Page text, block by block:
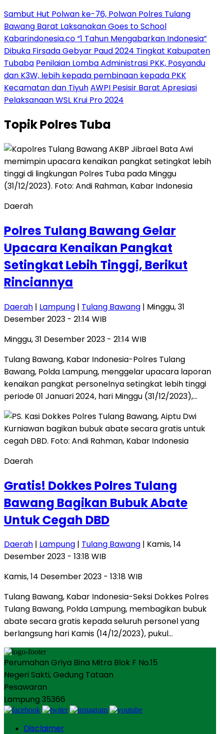
Sambut Hut Polwan ke-76, Polwan Polres Tulang
Bawang Barat Laksanakan Goes to School
Kabarindonesia.co “1 Tahun Mengabarkan Indonesia”
Dibuka Firsada Gebyar Paud 2024 Tingkat Kabupaten
Tubaba Penilaian Lomba Administrasi PKK, Posyandu
dan K3W, lebih kepada pembinaan kepada PKK
Kecamatan dan TiyuhAWPI Pesisir Barat Apresiasi
Pelaksanaan WSL Krui Pro 2024
TopikPolres Tuba
Daerah
Polres Tulang Bawang Gelar
Upacara Kenaikan Pangkat
Setingkat Lebih Tinggi, Berikut
Rinciannya
Daerah | Lampung | Tulang Bawang | Minggu, 31
Desember 2023 - 21:14 WIB
Minggu, 31 Desember 2023 - 21:14 WIB
Tulang Bawang, Kabar Indonesia-Polres Tulang
Bawang, Polda Lampung, menggelar upacara laporan
kenaikan pangkat personelnya setingkat lebih tinggi
periode 01 Januari 2024, hari Minggu (31/12/2023),…
Daerah
Gratis! Dokkes Polres Tulang
Bawang Bagikan Bubuk Abate
Untuk Cegah DBD
Daerah | Lampung | Tulang Bawang | Kamis, 14
Desember 2023 - 13:18 WIB
Kamis, 14 Desember 2023 - 13:18 WIB
Tulang Bawang, Kabar Indonesia-Seksi Dokkes Polres
Tulang Bawang, Polda Lampung, membagikan bubuk
abate secara gratis kepada seluruh personel yang
berlangsung hari Kamis (14/12/2023), pukul…
Perumahan Griya Bina Mitra Blok F No.15
Negeri Sakti, Gedung Tataan
Pesawaran
Lampung 35366
Disclaimer